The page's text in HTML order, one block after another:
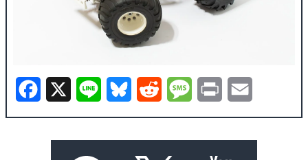
X
n
B
u
R
d
M
s i a